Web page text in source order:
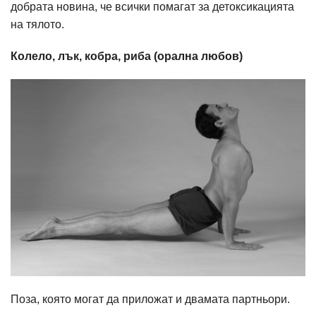
добрата новина, че всички помагат за детоксикацията
на тялото.
Колело, лък, кобра, риба (орална любов)
Поза, която могат да приложат и двамата партньори.